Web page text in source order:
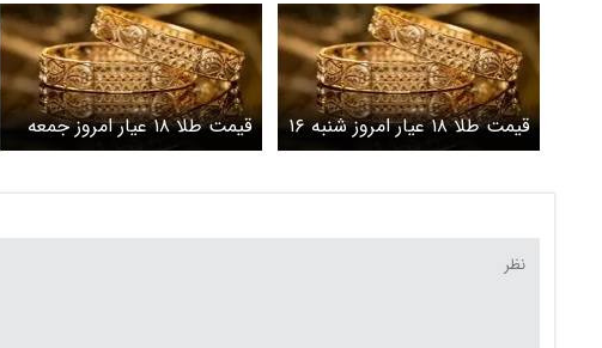
قیمت طلا ۱۸ عیار امروز شنبه ۱۶
خرداد ۱۴۰۵/کاهش قیمت طلا
قیمت طلا ۱۸ عیار امروز جمعه
15 خرداد 1405/ طلا افزایشی